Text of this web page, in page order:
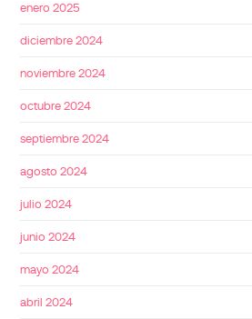
enero 2025
diciembre 2024
noviembre 2024
octubre 2024
septiembre 2024
agosto 2024
julio 2024
junio 2024
mayo 2024
abril 2024